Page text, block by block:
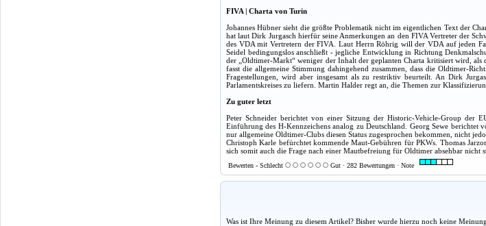
FIVA | Charta von Turin
Johannes Hübner sieht die größte Problematik nicht im eigentlichen Text der
hat laut Dirk Jurgasch hierfür seine Anmerkungen an den FIVA Vertreter der
des VDA mit Vertretern der FIVA. Laut Herrn Röhrig will der VDA auf jeden
Seidel bedingungslos anschließt - jegliche Entwicklung in Richtung
der „Oldtimer-Markt“ weniger der Inhalt der geplanten Charta kritisiert wird,
fasst die allgemeine Stimmung dahingehend zusammen, dass die Oldtimer-
Fragestellungen, wird aber insgesamt als zu restriktiv beurteilt. An Dirk
Parlamentskreises zu liefern. Martin Halder regt an, die Themen zur
Zu guter letzt
Peter Schneider berichtet von einer Sitzung der Historic-Vehicle-Group der
Einführung des H-Kennzeichens analog zu Deutschland. Georg Sewe
nur allgemeine Oldtimer-Clubs diesen Status zugesprochen bekommen, nicht
Christoph Karle befürchtet kommende Maut-Gebühren für PKWs. Thomas
sich somit auch die Frage nach einer Mautbefreiung für Oldtimer absehbar nicht
Bewerten - Schlecht Gut · 282 Bewertungen · Note
Was ist Ihre Meinung zu diesem Artikel? Bisher wurde hierzu noch keine